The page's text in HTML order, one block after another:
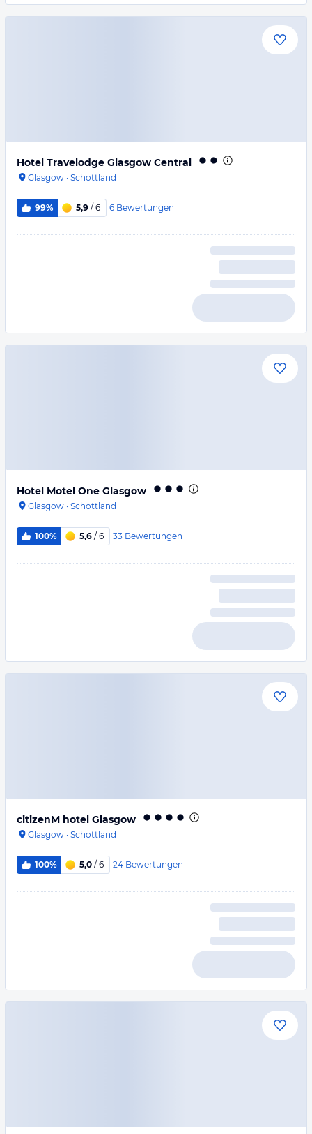
Hotel Travelodge Glasgow Central
Glasgow · Schottland
99% 5,9 / 6 6 Bewertungen
Hotel Motel One Glasgow
Glasgow · Schottland
100% 5,6 / 6 33 Bewertungen
citizenM hotel Glasgow
Glasgow · Schottland
100% 5,0 / 6 24 Bewertungen